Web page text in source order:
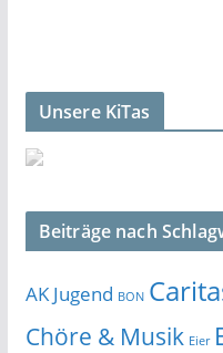
Unsere KiTas
Beiträge nach
AK Jugend BON
Chöre & Musik Eier